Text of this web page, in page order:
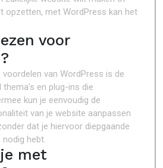
opzetten, met WordPress kan het
voor
van WordPress is de
en plug-ins die
kun je eenvoudig de
van je website aanpassen
dat je hiervoor diepgaande
hebt.
met